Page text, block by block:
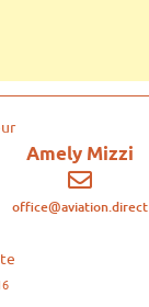
Amely Mizzi
office@aviation.direct